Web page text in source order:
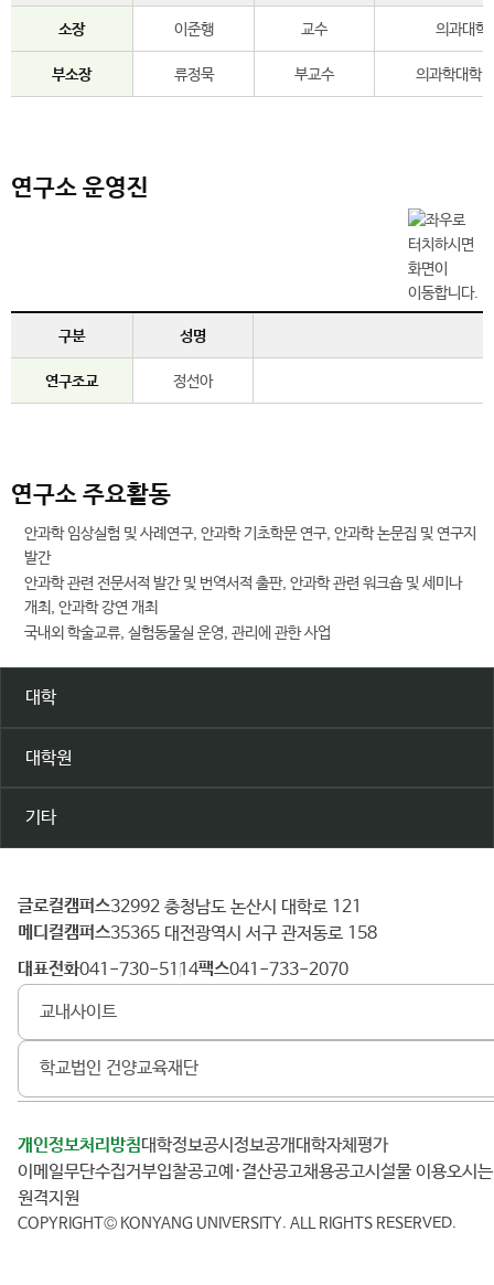
소장 이준행 교수 의과대학
부소장 류정묵 부교수 의과학대학
연구소 운영진
구분 성명
연구조교 정선아
연구소 주요활동
안과학 임상실험 및 사례연구, 안과학 기초학문 연구, 안과학 논문집 및 연구지
발간
안과학 관련 전문서적 발간 및 번역서적 출판, 안과학 관련 워크숍 및 세미나
개최, 안과학 강연 개최
국내외 학술교류, 실험동물실 운영, 관리에 관한 사업
대학
대학원
기타
건
양
대
학
글로컬캠퍼스 32992 충청남도 논산시 대학로 121
메디컬캠퍼스 35365 대전광역시 서구 관저동로 158
대표전화 041-730-5114 팩스 041-733-2070
교내사이트
학교법인 건양교육재단
개인정보처리방침 대학정보공시 정보공개
대학자체평가
이메일무단수집거부
입찰공고 예·결산공고 채용공고 시설물 이용
오시
원격지원
COPYRIGHT© KONYANG UNIVERSITY. ALL RIGHTS RESERVED.